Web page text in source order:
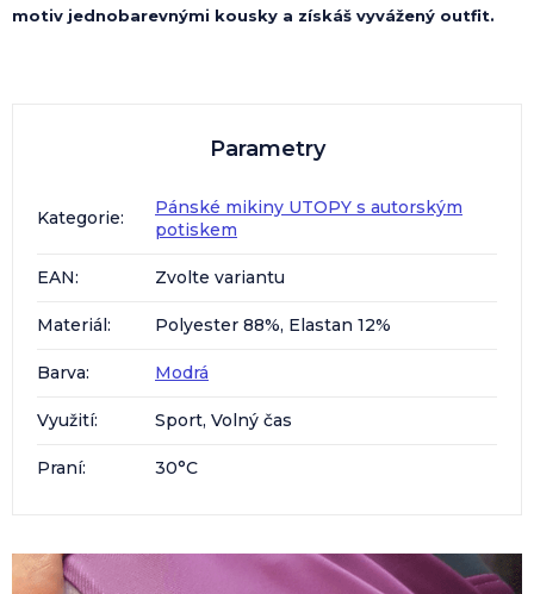
motiv jednobarevnými kousky a získáš vyvážený outfit.
Parametry
Kategorie:
Pánské mikiny UTOPY s autorským
potiskem
EAN: Zvolte variantu
Materiál: Polyester 88%, Elastan 12%
Barva: Modrá
Využití: Sport, Volný čas
Praní: 30°C